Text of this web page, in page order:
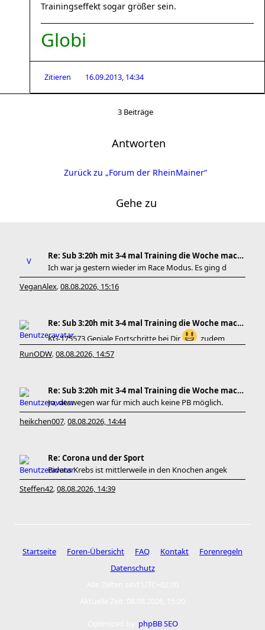
Trainingseffekt sogar größer sein.
Globi
Zitieren 16.09.2013, 14:34
3 Beiträge
Antworten
Zurück zu „Forum der RheinMainer“
Gehe zu
Re: Sub 3:20h mit 3-4 mal Training die Woche machb
Ich war ja gestern wieder im Race Modus. Es ging d
VeganAlex, 08.08.2026, 15:16
Re: Sub 3:20h mit 3-4 mal Training die Woche machb
KG-175573 Geniale Fortschritte bei Dir
, zudem
RunODW, 08.08.2026, 14:57
Re: Sub 3:20h mit 3-4 mal Training die Woche machb
Jo, deswegen war für mich auch keine PB möglich.
heikchen007, 08.08.2026, 14:44
Re: Corona und der Sport
Bidens Krebs ist mittlerweile in den Knochen angek
Steffen42, 08.08.2026, 14:39
Startseite Foren-Übersicht FAQ Kontakt
Forenregeln
Datenschutz
phpBB SEO